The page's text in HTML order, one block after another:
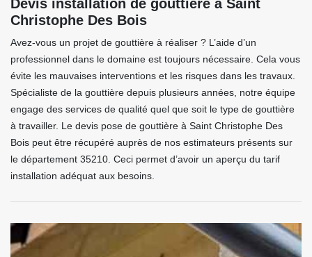
Devis installation de gouttière à Saint
Christophe Des Bois
Avez-vous un projet de gouttière à réaliser ? L’aide d’un
professionnel dans le domaine est toujours nécessaire. Cela vous
évite les mauvaises interventions et les risques dans les travaux.
Spécialiste de la gouttière depuis plusieurs années, notre équipe
engage des services de qualité quel que soit le type de gouttière
à travailler. Le devis pose de gouttière à Saint Christophe Des
Bois peut être récupéré auprès de nos estimateurs présents sur
le département 35210. Ceci permet d’avoir un aperçu du tarif
installation adéquat aux besoins.